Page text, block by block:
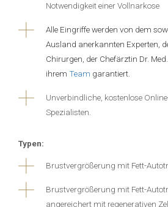
Notwendigkeit einer Vollnarkose
Alle Eingriffe werden von dem
Ausland anerkannten Experten,
Chirurgen, der Chefärztin Dr.
ihrem Team garantiert.
Unverbindliche, kostenlose
Spezialisten.
Typen:
Brustvergrößerung mit Fett-
Brustvergrößerung mit Fett-
angereichert mit regenerativen